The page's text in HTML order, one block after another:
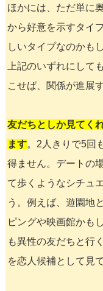
ほかには、ただ単に
から好意を示すタイ
しいタイプなのかも
上記のいずれにして
こせば、関係が進展
友だちとしか見てく
ます。2人きりで5回
得ません。デートの
て歩くようなシチュ
う。例えば、遊園地
ピングや映画館かも
も異性の友だちと行
を恋人候補として見